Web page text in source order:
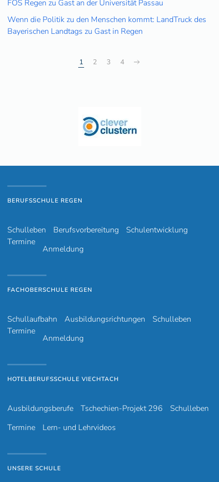
FOS Regen zu Gast an der Universität Passau
Wenn die Politik zu den Menschen kommt: LandTruck des
Bayerischen Landtags zu Gast in Regen
1 2 3 4
BERUFSSCHULE REGEN
Schulleben Berufsvorbereitung
Schulentwicklung
Termine
Anmeldung
FACHOBERSCHULE REGEN
Schullaufbahn Ausbildungsrichtungen
Schulleben
Termine
Anmeldung
HOTELBERUFSSCHULE VIECHTACH
Ausbildungsberufe Tschechien-Projekt 296
Schulleben
Termine
Lern- und Lehrvideos
UNSERE SCHULE